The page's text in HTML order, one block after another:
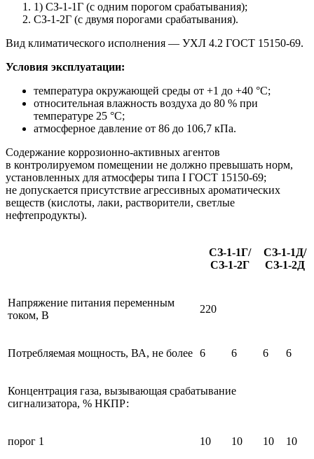
1) СЗ-1-1Г (с одним порогом срабатывания);
СЗ-1-2Г (с двумя порогами срабатывания).
Вид климатического исполнения — УХЛ 4.2 ГОСТ 15150-69.
Условия эксплуатации:
температура окружающей среды от +1 до +40 °С;
относительная влажность воздуха до 80 % при
температуре 25 °С;
атмосферное давление от 86 до 106,7 кПа.
Содержание коррозионно-активных агентов
в контролируемом помещении не должно превышать норм,
установленных для атмосферы типа I ГОСТ 15150-69;
не допускается присутствие агрессивных ароматических
веществ (кислоты, лаки, растворители, светлые
нефтепродукты).
СЗ-1-1Г/
СЗ-1-2Г
СЗ-1-1Д/
СЗ-1-2Д
Напряжение питания переменным
током, В
220
Потребляемая мощность, ВА, не более 6 6 6 6
Концентрация газа, вызывающая срабатывание
сигнализатора, % НКПР:
порог 1 10 10 10 10